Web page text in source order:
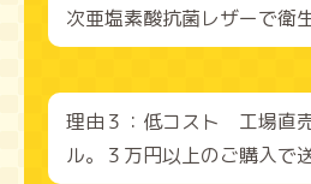
次亜塩素酸抗菌レザーで衛生
理由３：低コスト 工場直
ル。３万円以上のご購入で